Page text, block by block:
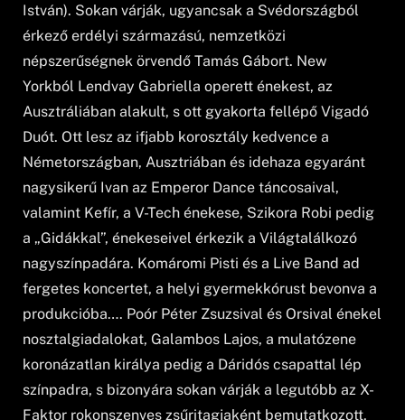
István). Sokan várják, ugyancsak a Svédországból
érkező erdélyi származású, nemzetközi
népszerűségnek örvendő Tamás Gábort. New
Yorkból Lendvay Gabriella operett énekest, az
Ausztráliában alakult, s ott gyakorta fellépő Vigadó
Duót. Ott lesz az ifjabb korosztály kedvence a
Németországban, Ausztriában és idehaza egyaránt
nagysikerű Ivan az Emperor Dance táncosaival,
valamint Kefír, a V-Tech énekese, Szikora Robi pedig
a „Gidákkal”, énekeseivel érkezik a Világtalálkozó
nagyszínpadára. Komáromi Pisti és a Live Band ad
fergetes koncertet, a helyi gyermekkórust bevonva a
produkcióba…. Poór Péter Zsuzsival és Orsival énekel
nosztalgiadalokat, Galambos Lajos, a mulatózene
koronázatlan királya pedig a Dáridós csapattal lép
színpadra, s bizonyára sokan várják a legutóbb az X-
Faktor rokonszenves zsűritagjaként bemutatkozott,